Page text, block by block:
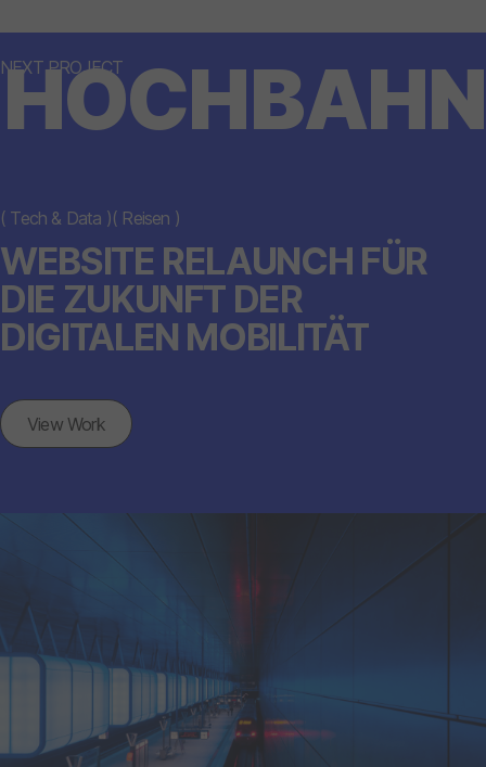
NEXT PROJECT
HOCHBAHN
WEBSITE RELAUNCH FÜR
DIE ZUKUNFT DER
DIGITALEN MOBILITÄT
( Tech & Data )( Reisen )
View Work